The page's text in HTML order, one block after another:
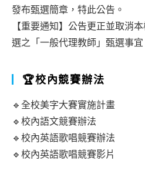
發布甄選簡章，特此公告。
【重要通知】公告更正並取消
選之「一般代理教師」甄選事宜
🏆校內競賽辦法
🔹全校美字大賽實施計畫
🔹校內語文競賽辦法
🔹校內英語歌唱競賽辦法
🔹校內英語歌唱競賽影片